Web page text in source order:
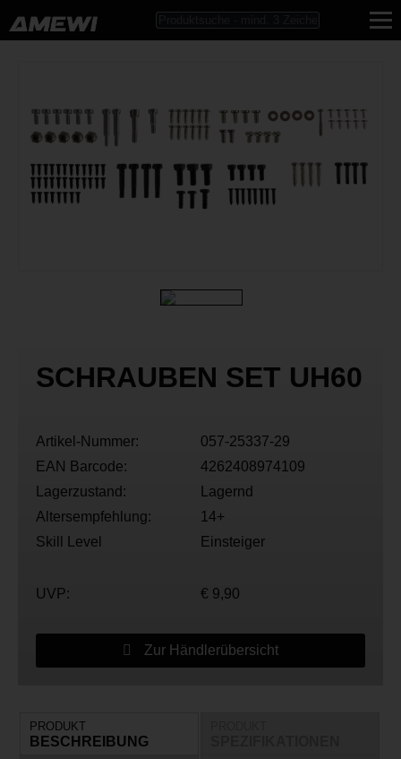
SCHRAUBEN SET UH60
Artikel-Nummer:
057-25337-29
EAN Barcode:
4262408974109
Lagerzustand:
Lagernd
Altersempfehlung:
14+
Skill Level
Einsteiger
UVP: € 9,90
Zur Händlerübersicht
PRODUKT
BESCHREIBUNG